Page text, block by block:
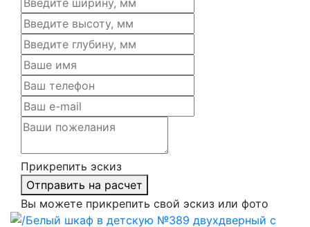
Прикрепить эскиз
Отправить на расчет
Вы можете прикрепить свой эскиз или фото